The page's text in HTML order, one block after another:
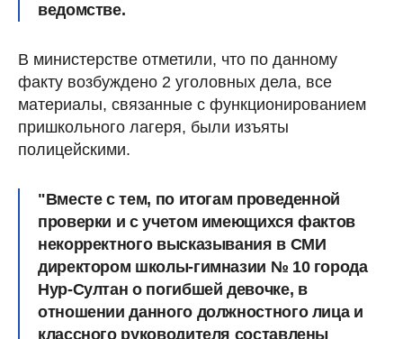
ведомстве.
В министерстве отметили, что по данному
факту возбуждено 2 уголовных дела, все
материалы, связанные с функционированием
пришкольного лагеря, были изъяты
полицейскими.
"Вместе с тем, по итогам проведенной
проверки и с учетом имеющихся фактов
некорректного высказывания в СМИ
директором школы-гимназии № 10 города
Нур-Султан о погибшей девочке, в
отношении данного должностного лица и
классного руководителя составлены